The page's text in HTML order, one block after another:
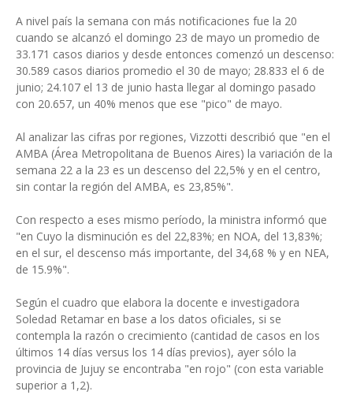
A nivel país la semana con más notificaciones fue la 20
cuando se alcanzó el domingo 23 de mayo un promedio de
33.171 casos diarios y desde entonces comenzó un descenso:
30.589 casos diarios promedio el 30 de mayo; 28.833 el 6 de
junio; 24.107 el 13 de junio hasta llegar al domingo pasado
con 20.657, un 40% menos que ese "pico" de mayo.
Al analizar las cifras por regiones, Vizzotti describió que "en el
AMBA (Área Metropolitana de Buenos Aires) la variación de la
semana 22 a la 23 es un descenso del 22,5% y en el centro,
sin contar la región del AMBA, es 23,85%".
Con respecto a eses mismo período, la ministra informó que
"en Cuyo la disminución es del 22,83%; en NOA, del 13,83%;
en el sur, el descenso más importante, del 34,68 % y en NEA,
de 15.9%".
Según el cuadro que elabora la docente e investigadora
Soledad Retamar en base a los datos oficiales, si se
contempla la razón o crecimiento (cantidad de casos en los
últimos 14 días versus los 14 días previos), ayer sólo la
provincia de Jujuy se encontraba "en rojo" (con esta variable
superior a 1,2).